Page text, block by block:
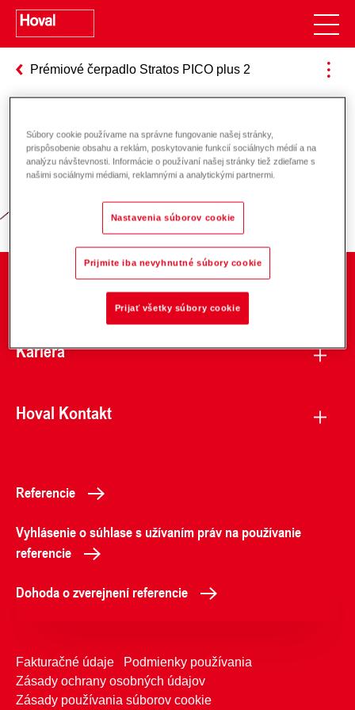
Prémiové čerpadlo Stratos PICO plus 2
Zodpovednosť za energiu a životné
prostredie
O spoločnosti
Kariéra
Hoval Kontakt
Referencie
Vyhlásenie o súhlase s užívaním práv na používanie
referencie
Dohoda o zverejnení referencie
Fakturačné údaje
Podmienky používania
Zásady ochrany osobných údajov
Zásady používania súborov cookie
Súbory cookie používame na správne fungovanie našej stránky,
prispôsobenie obsahu a reklám, poskytovanie funkcií sociálnych médií a na
analýzu návštevnosti. Informácie o používaní našej stránky tiež zdieľame s
našimi sociálnymi médiami, reklamnými a analytickými partnermi.
Nastavenia súborov cookie
Prijmite iba nevyhnutné súbory cookie
Prijať všetky súbory cookie